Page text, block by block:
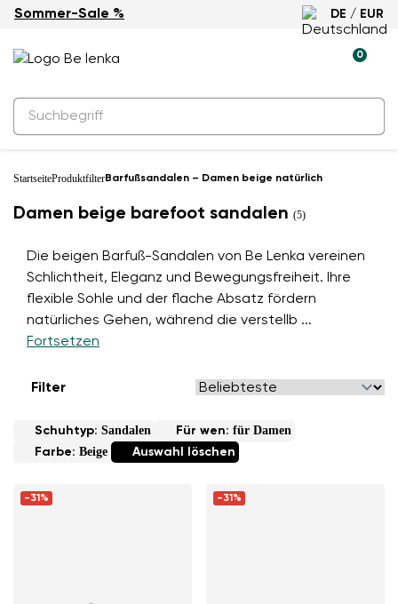
Sommer-Sale % DE / EUR
0
StartseiteProduktfilterBarfußsandalen – Damen beige natürlich
Damen beige barefoot sandalen (5)
Die beigen Barfuß-Sandalen von Be Lenka vereinen
Schlichtheit, Eleganz und Bewegungsfreiheit. Ihre
flexible Sohle und der flache Absatz fördern
natürliches Gehen, während die verstellb ...
Fortsetzen
Filter
Schuhtyp: Sandalen Für wen: für Damen
Farbe: Beige Auswahl löschen
-31% -31%